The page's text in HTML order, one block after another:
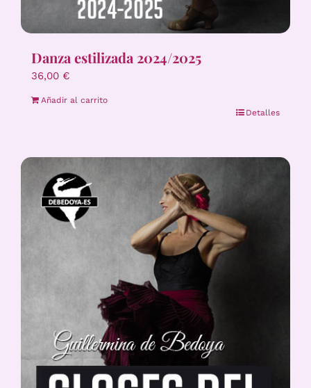
Danza estilizada 2024/2025
36,00 €
Añadir al carrito
Detalles